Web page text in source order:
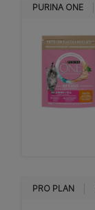
PURINA ONE
PRO PLAN